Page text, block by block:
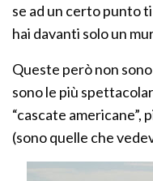
se ad un certo punto
hai davanti solo un
Queste però non
sono le più
“cascate americane”,
(sono quelle che